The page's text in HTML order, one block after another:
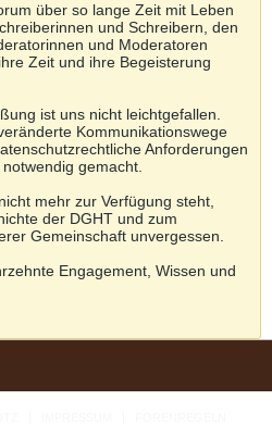
über so lange Zeit mit Leben
und Schreibern, den
und Moderatoren
Zeit und ihre Begeisterung
ist uns nicht leichtgefallen.
Kommunikationswege
Anforderungen
gemacht.
mehr zur Verfügung steht,
der DGHT und zum
Gemeinschaft unvergessen.
Engagement, Wissen und